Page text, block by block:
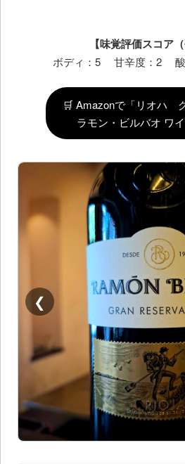
【味覚評価スコア
ボディ：5 甘辛度：2
🛒 Amazonで「リオハ
ラモン・ビルバオ ワ
❮